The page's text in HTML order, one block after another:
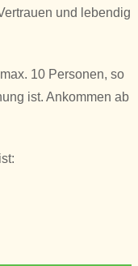
und lebendig
10 Personen, so
ist. Ankommen ab